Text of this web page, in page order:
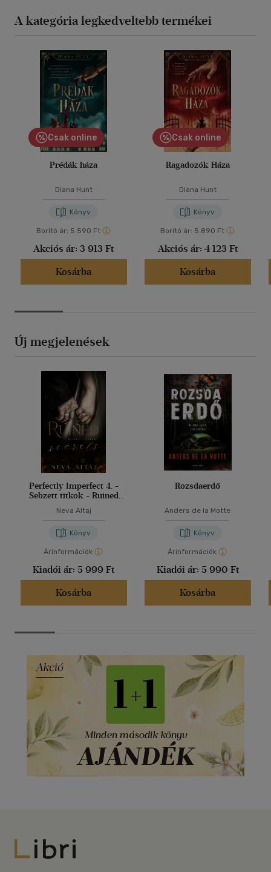
A kategória legkedveltebb termékei
Csak online
Prédák háza
Diana Hunt
Könyv
Borító ár: 5 590 Ft
Akciós ár: 3 913 Ft
Kosárba
Csak online
Ragadozók Háza
Diana Hunt
Könyv
Borító ár: 5 890 Ft
Akciós ár: 4 123 Ft
Kosárba
Új megjelenések
Perfectly Imperfect 4. -
Sebzett titkok - Ruined
Neva Altaj
Könyv
Árinformációk
Kiadói ár: 5 999 Ft
Kosárba
Rozsdaerdő
Anders de la Motte
Könyv
Árinformációk
Kiadói ár: 5 990 Ft
Kosárba
Libri